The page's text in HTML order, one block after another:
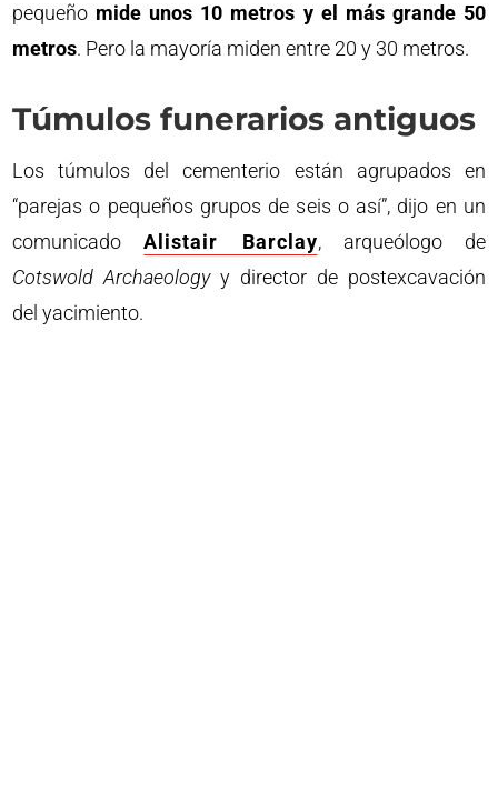
pequeño mide unos 10 metros y el más grande 50
metros. Pero la mayoría miden entre 20 y 30 metros.
Túmulos funerarios antiguos
Los túmulos del cementerio están agrupados en
“parejas o pequeños grupos de seis o así”, dijo en un
comunicadoAlistair Barclay, arqueólogo de
Cotswold Archaeologyy director de postexcavación
del yacimiento.